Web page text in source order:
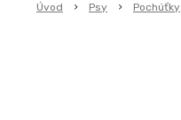
Úvod Psy Pochúťky